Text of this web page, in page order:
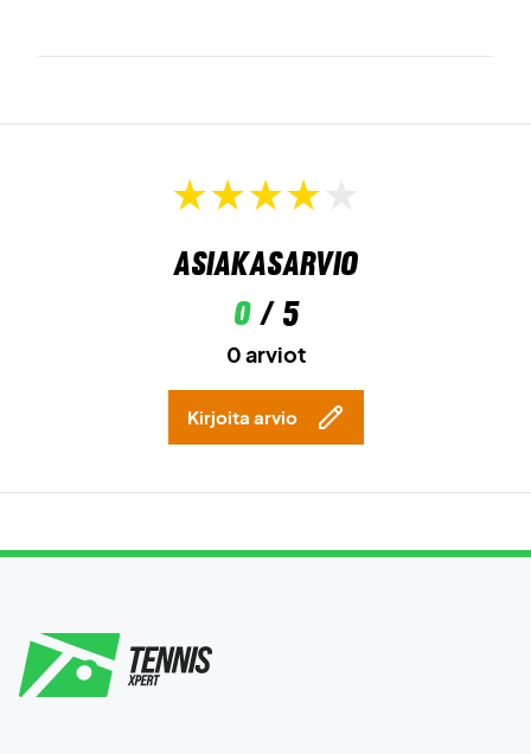
Asiakasarvio
0/ 5
0 arviot
Kirjoita arvio